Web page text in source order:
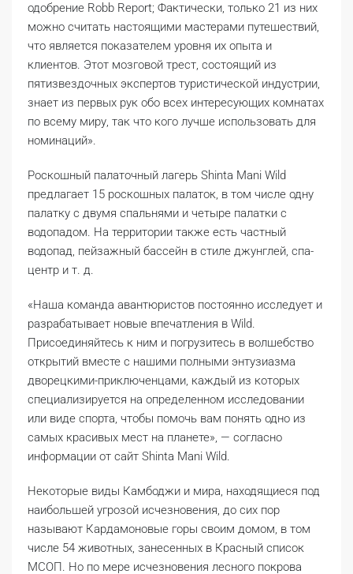
одобрение Robb Report; Фактически, только 21 из них
можно считать настоящими мастерами путешествий,
что является показателем уровня их опыта и
клиентов. Этот мозговой трест, состоящий из
пятизвездочных экспертов туристической индустрии,
знает из первых рук обо всех интересующих комнатах
по всему миру, так что кого лучше использовать для
номинаций».
Роскошный палаточный лагерь Shinta Mani Wild
предлагает 15 роскошных палаток, в том числе одну
палатку с двумя спальнями и четыре палатки с
водопадом. На территории также есть частный
водопад, пейзажный бассейн в стиле джунглей, спа-
центр и т. д.
«Наша команда авантюристов постоянно исследует и
разрабатывает новые впечатления в Wild.
Присоединяйтесь к ним и погрузитесь в волшебство
открытий вместе с нашими полными энтузиазма
дворецкими-приключенцами, каждый из которых
специализируется на определенном исследовании
или виде спорта, чтобы помочь вам понять одно из
самых красивых мест на планете», — согласно
информации от сайт Shinta Mani Wild.
Некоторые виды Камбоджи и мира, находящиеся под
наибольшей угрозой исчезновения, до сих пор
называют Кардамоновые горы своим домом, в том
числе 54 животных, занесенных в Красный список
МСОП. Но по мере исчезновения лесного покрова